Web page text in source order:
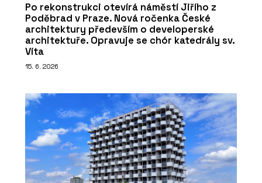
Po rekonstrukci otevírá náměstí Jiřího z
Poděbrad v Praze. Nová ročenka České
architektury především o developerské
architektuře. Opravuje se chór katedrály sv.
Víta
15. 6. 2026